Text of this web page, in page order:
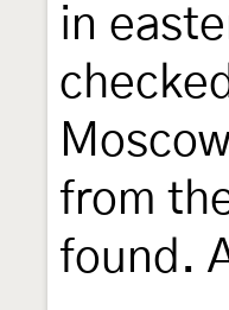
in
from
found.